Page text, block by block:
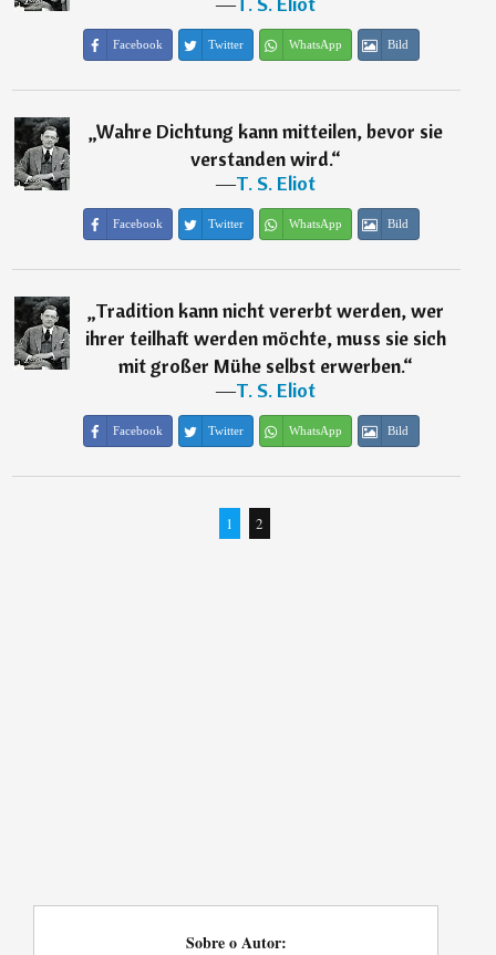
Facebook Twitter WhatsApp Bild
„Wahre Dichtung kann mitteilen, bevor sie
verstanden wird.“
―T. S. Eliot
Facebook Twitter WhatsApp Bild
„Tradition kann nicht vererbt werden, wer
ihrer teilhaft werden möchte, muss sie sich
mit großer Mühe selbst erwerben.“
―T. S. Eliot
Facebook Twitter WhatsApp Bild
1 2
Sobre o Autor: